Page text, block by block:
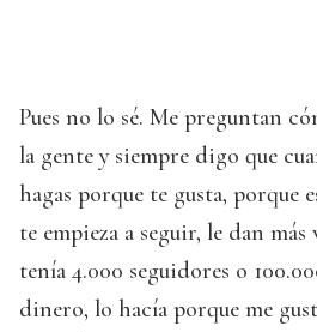
Pues no lo sé. Me preguntan
la gente y siempre digo que
hagas porque te gusta, porque
te empieza a seguir, le dan
tenía 4.000 seguidores o
dinero, lo hacía porque me